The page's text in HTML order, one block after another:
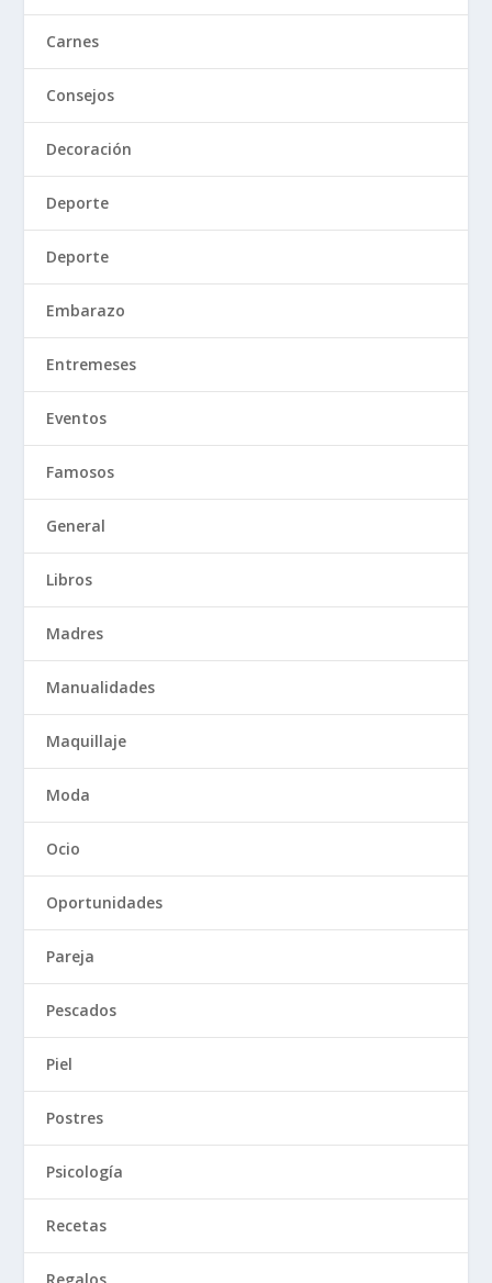
Carnes
Consejos
Decoración
Deporte
Deporte
Embarazo
Entremeses
Eventos
Famosos
General
Libros
Madres
Manualidades
Maquillaje
Moda
Ocio
Oportunidades
Pareja
Pescados
Piel
Postres
Psicología
Recetas